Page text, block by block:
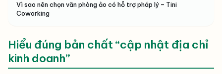
Vì sao nên chọn văn phòng ảo có hỗ trợ pháp lý – Tini
Coworking
Hiểu đúng bản chất “cập nhật địa chỉ
kinh doanh”